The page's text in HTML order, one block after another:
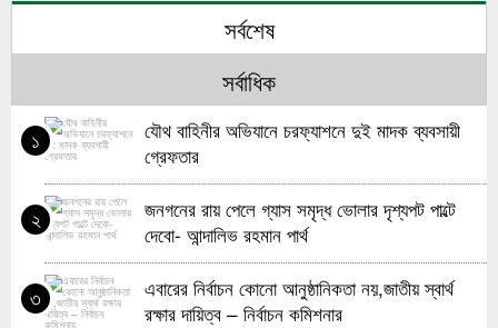
৭
খালেদা জিয়াকে চিকিৎসার জন্য বিদেশ পাঠাতে চাইলে
ব্যবস্থা নেবে সরকার
৮ হঠাৎ পদত্যাগ করলেন ইয়েমেনের প্রধানমন্ত্রী
ভিয়েনা রাজ্য নির্বাচনে পুনরায় নির্বাচিত হলেন, লালমোহনের
ছেলে নয়ন
১০ কানাডার প্রধানমন্ত্রীকে তারেক রহমানের অভিনন্দন
সর্বশেষ
সর্বাধিক
১
যৌথ বাহিনীর অভিযানে চরফ্যাশনে দুই মাদক ব্যবসায়ী
গ্রেফতার
২
জনগনের রায় পেলে গ্যাস সমৃদ্ধ ভোলার দৃশ্যপট পাল্টে
দেবো- আন্দালিভ রহমান পার্থ
৩
এবারের নির্বাচন কোনো আনুষ্ঠানিকতা নয়,জাতীয় স্বার্থ
রক্ষার দায়িত্ব – নির্বাচন কমিশনার